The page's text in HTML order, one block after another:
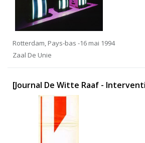
Rotterdam, Pays-bas -16 mai 1994
Zaal De Unie
[Journal De Witte Raaf -